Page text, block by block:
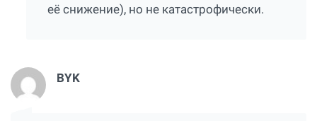
её снижение), но не катастрофически.
BYK